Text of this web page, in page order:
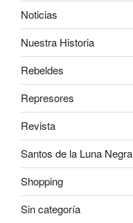
Noticias
Nuestra Historia
Rebeldes
Represores
Revista
Santos de la Luna Negra
Shopping
Sin categoría